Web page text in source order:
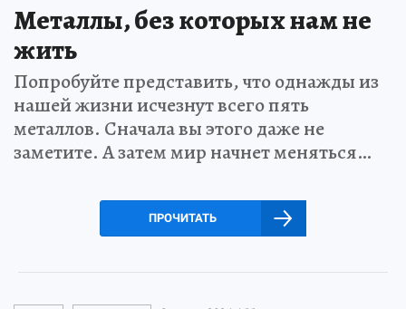
Металлы, без которых нам не
жить
Попробуйте представить, что однажды из
нашей жизни исчезнут всего пять
металлов. Сначала вы этого даже не
заметите. А затем мир начнет меняться…
ПРОЧИТАТЬ